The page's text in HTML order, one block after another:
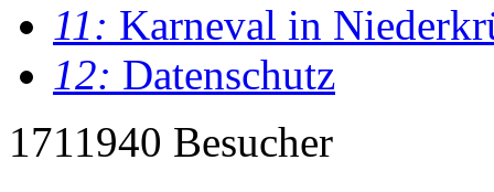
11: Karneval in
12: Datenschutz
1711940 Besucher